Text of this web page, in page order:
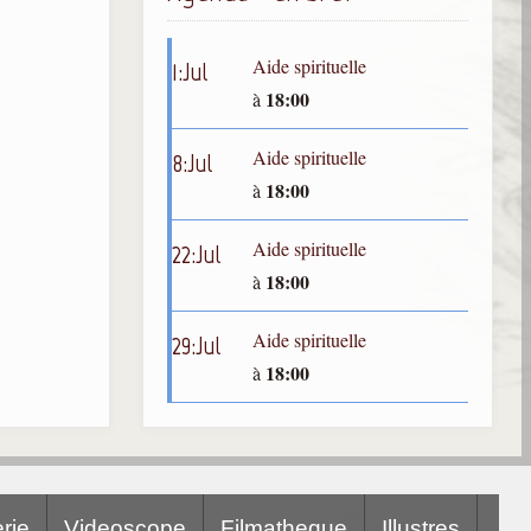
1:Jul
Aide spirituelle
à 18:00
8:Jul
Aide spirituelle
à 18:00
22:Jul
Aide spirituelle
à 18:00
29:Jul
Aide spirituelle
à 18:00